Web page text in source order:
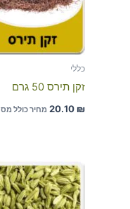
כללי
זקן תירס 50 גרם
20.10 ₪ מחיר כולל מס